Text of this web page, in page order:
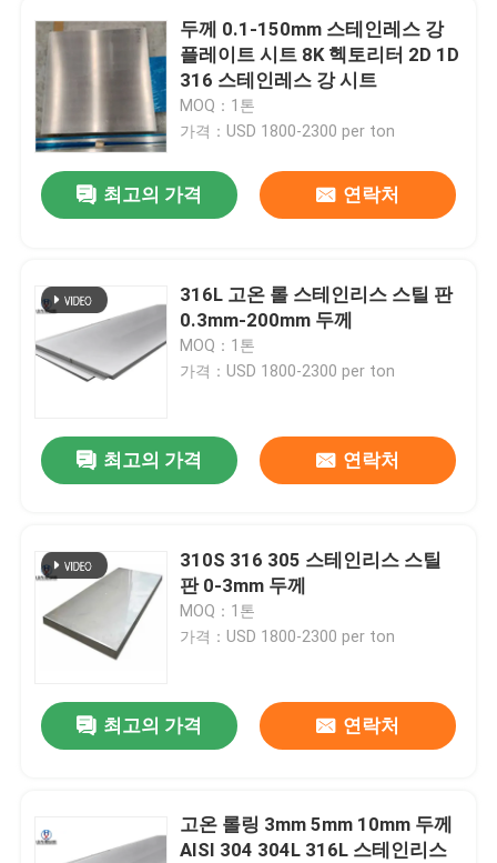
두께 0.1-150mm 스테인레스 강
플레이트 시트 8K 헥토리터 2D 1D
316 스테인레스 강 시트
MOQ：1톤
가격：USD 1800-2300 per ton
최고의 가격 연락처
316L 고온 롤 스테인리스 스틸 판
0.3mm-200mm 두께
MOQ：1톤
가격：USD 1800-2300 per ton
최고의 가격 연락처
310S 316 305 스테인리스 스틸
판 0-3mm 두께
MOQ：1톤
가격：USD 1800-2300 per ton
최고의 가격 연락처
고온 롤링 3mm 5mm 10mm 두께
AISI 304 304L 316L 스테인리스